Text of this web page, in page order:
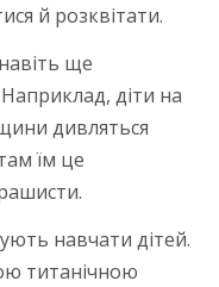
й розквітати.
ще
діти на
дивляться
їм це
навчати дітей.
титанічною